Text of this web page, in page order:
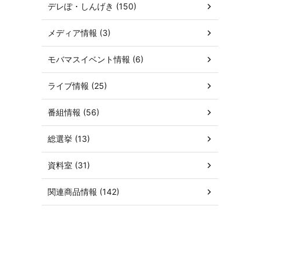
デレぽ・しんげき (150)
メディア情報 (3)
モバマスイベント情報 (6)
ライブ情報 (25)
番組情報 (56)
総選挙 (13)
資料室 (31)
関連商品情報 (142)